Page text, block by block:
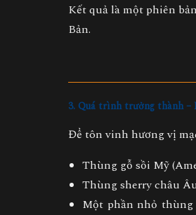
Kết quả là một phiên
Bản.
3. Quá trình trưởng thành –
Để tôn vinh hương vị
Thùng gỗ sồi Mỹ
Thùng sherry châu
Một phần nhỏ